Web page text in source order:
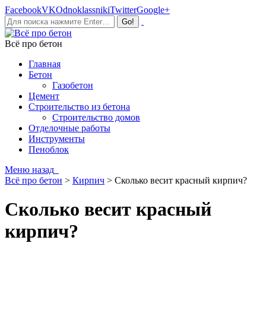
FacebookVKOdnoklassnikiTwitterGoogle+
Всё про бетон
Главная
Бетон
Газобетон
Цемент
Строительство из бетона
Строительство домов
Отделочные работы
Инструменты
Пеноблок
Меню назад
Всё про бетон > Кирпич > Сколько весит красный кирпич?
Сколько весит красный
кирпич?